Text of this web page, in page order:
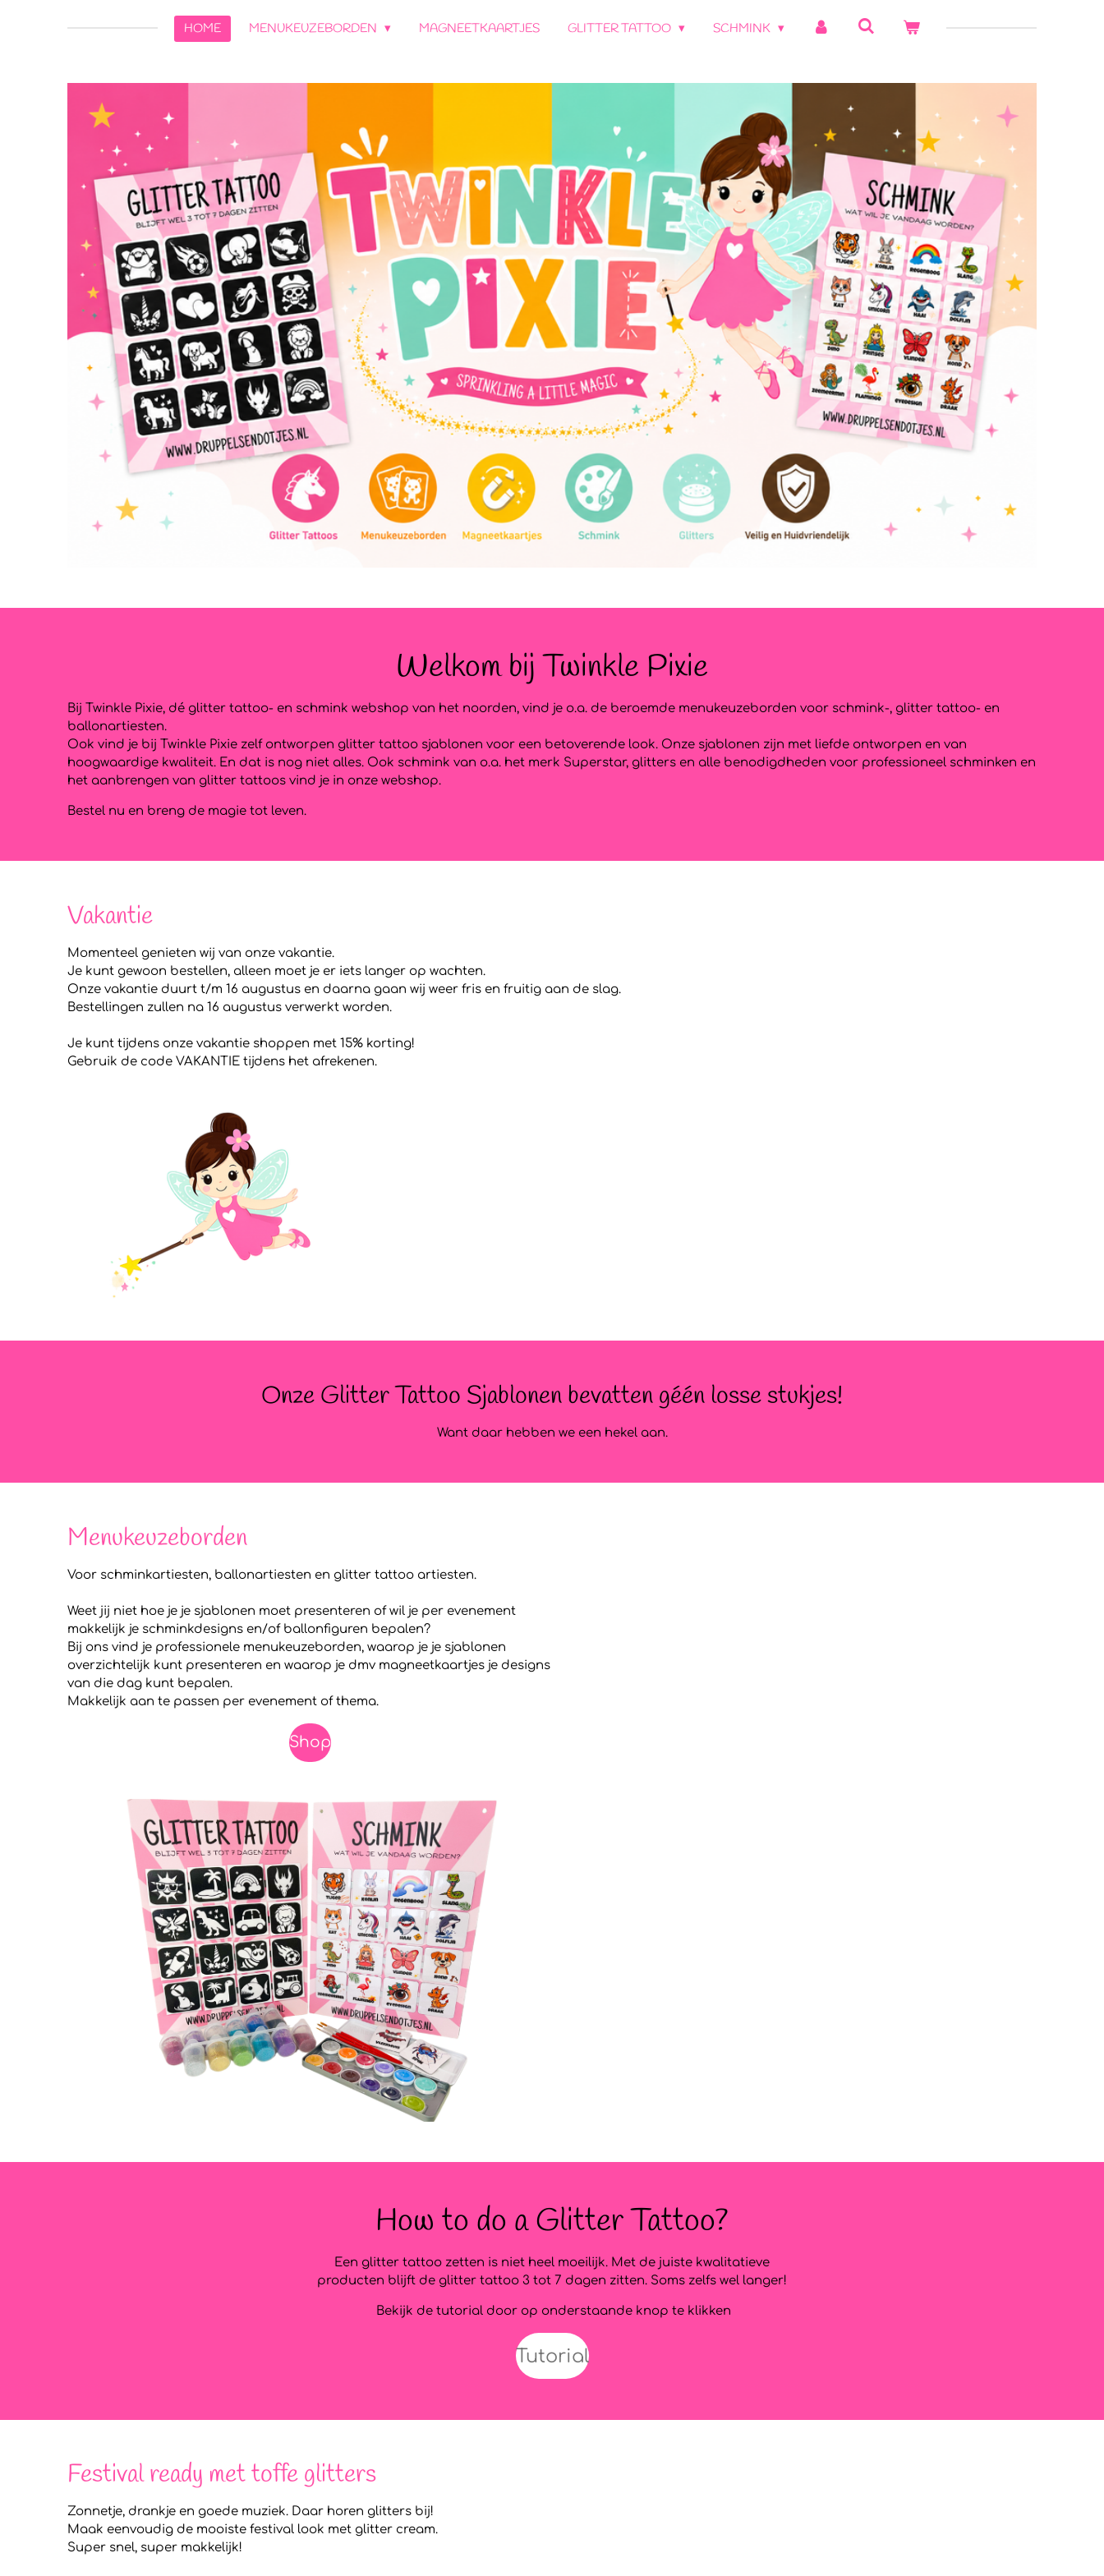
HOME MENUKEUZEBORDEN MAGNEETKAARTJES GLITTER TATTOO SCHMINK
Welkom bij Twinkle Pixie
Bij Twinkle Pixie, dé glitter tattoo- en schmink webshop van het noorden, vind je o.a. de beroemde menukeuzeborden voor schmink-, glitter tattoo- en
ballonartiesten.
Ook vind je bij Twinkle Pixie zelf ontworpen glitter tattoo sjablonen voor een betoverende look. Onze sjablonen zijn met liefde ontworpen en van
hoogwaardige kwaliteit. En dat is nog niet alles. Ook schmink van o.a. het merk Superstar, glitters en alle benodigdheden voor professioneel schminken en
het aanbrengen van glitter tattoos vind je in onze webshop.
Bestel nu en breng de magie tot leven.
Vakantie
Momenteel genieten wij van onze vakantie.
Je kunt gewoon bestellen, alleen moet je er iets langer op wachten.
Onze vakantie duurt t/m 16 augustus en daarna gaan wij weer fris en fruitig aan de slag.
Bestellingen zullen na 16 augustus verwerkt worden.
Je kunt tijdens onze vakantie shoppen met 15% korting!
Gebruik de code VAKANTIE tijdens het afrekenen.
Onze Glitter Tattoo Sjablonen bevatten géén losse stukjes!
Want daar hebben we een hekel aan.
Menukeuzeborden
Voor schminkartiesten, ballonartiesten en glitter tattoo artiesten.
Weet jij niet hoe je je sjablonen moet presenteren of wil je per evenement
makkelijk je schminkdesigns en/of ballonfiguren bepalen?
Bij ons vind je professionele menukeuzeborden, waarop je je sjablonen
overzichtelijk kunt presenteren en waarop je dmv magneetkaartjes je designs
van die dag kunt bepalen.
Makkelijk aan te passen per evenement of thema.
Shop
How to do a Glitter Tattoo?
Een glitter tattoo zetten is niet heel moeilijk. Met de juiste kwalitatieve
producten blijft de glitter tattoo 3 tot 7 dagen zitten. Soms zelfs wel langer!
Bekijk de tutorial door op onderstaande knop te klikken
Tutorial
Festival ready met toffe glitters
Zonnetje, drankje en goede muziek. Daar horen glitters bij!
Maak eenvoudig de mooiste festival look met glitter cream.
Super snel, super makkelijk!